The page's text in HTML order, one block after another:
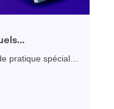
?pratique spécial